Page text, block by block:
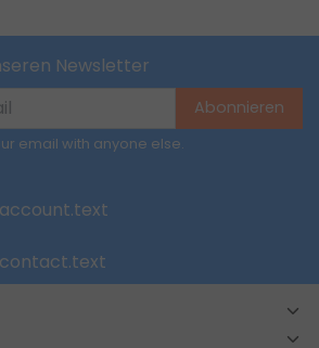
Newsletter
Abonnieren
email with anyone else.